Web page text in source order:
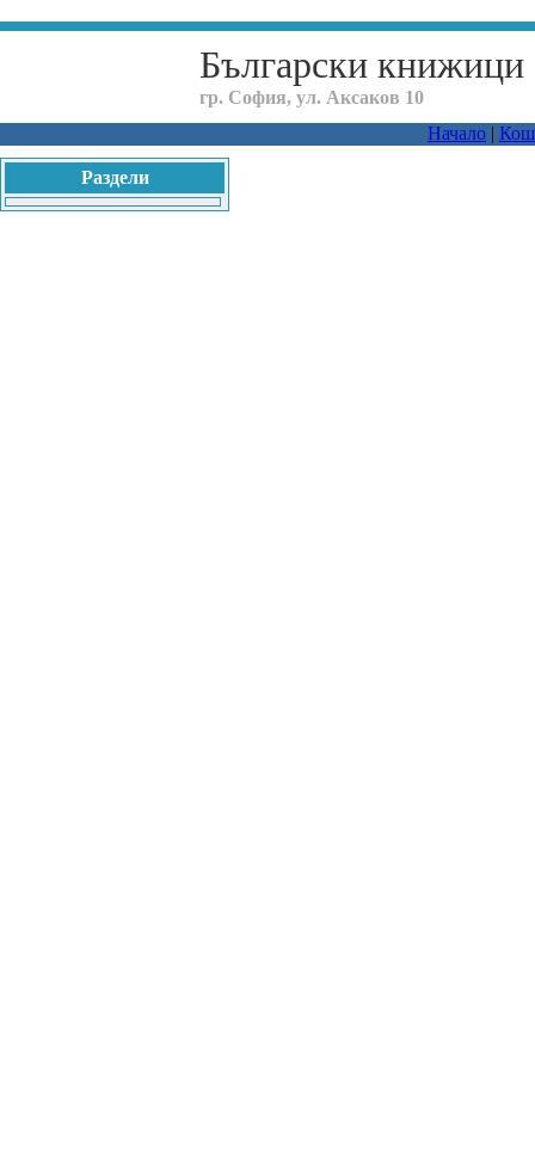
Български книжици
гр. София, ул. Аксаков 10
Начало |
Раздели